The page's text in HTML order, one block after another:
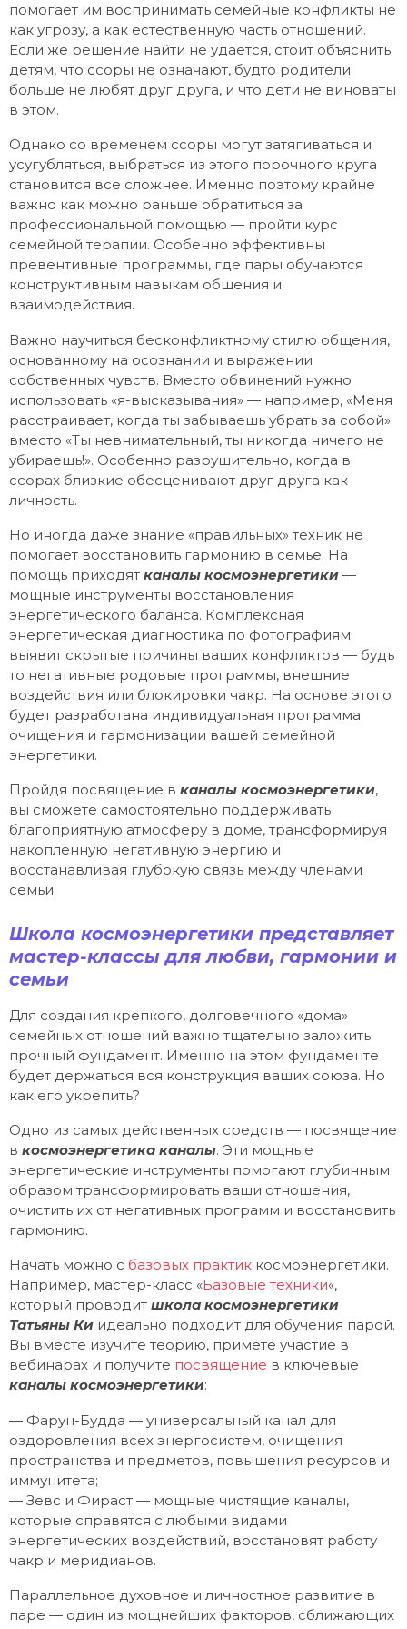
помогает им воспринимать семейные конфликты не
как угрозу, а как естественную часть отношений.
Если же решение найти не удается, стоит объяснить
детям, что ссоры не означают, будто родители
больше не любят друг друга, и что дети не виноваты
в этом.
Однако со временем ссоры могут затягиваться и
усугубляться, выбраться из этого порочного круга
становится все сложнее. Именно поэтому крайне
важно как можно раньше обратиться за
профессиональной помощью — пройти курс
семейной терапии. Особенно эффективны
превентивные программы, где пары обучаются
конструктивным навыкам общения и
взаимодействия.
Важно научиться бесконфликтному стилю общения,
основанному на осознании и выражении
собственных чувств. Вместо обвинений нужно
использовать «я-высказывания» — например, «Меня
расстраивает, когда ты забываешь убрать за собой»
вместо «Ты невнимательный, ты никогда ничего не
убираешь!». Особенно разрушительно, когда в
ссорах близкие обесценивают друг друга как
личность.
Но иногда даже знание «правильных» техник не
помогает восстановить гармонию в семье. На
помощь приходят каналы космоэнергетики —
мощные инструменты восстановления
энергетического баланса. Комплексная
энергетическая диагностика по фотографиям
выявит скрытые причины ваших конфликтов — будь
то негативные родовые программы, внешние
воздействия или блокировки чакр. На основе этого
будет разработана индивидуальная программа
очищения и гармонизации вашей семейной
энергетики.
Пройдя посвящение в каналы космоэнергетики,
вы сможете самостоятельно поддерживать
благоприятную атмосферу в доме, трансформируя
накопленную негативную энергию и
восстанавливая глубокую связь между членами
семьи.
Школа космоэнергетики представляет
мастер-классы для любви, гармонии и
семьи
Для создания крепкого, долговечного «дома»
семейных отношений важно тщательно заложить
прочный фундамент. Именно на этом фундаменте
будет держаться вся конструкция ваших союза. Но
как его укрепить?
Одно из самых действенных средств — посвящение
в космоэнергетика каналы. Эти мощные
энергетические инструменты помогают глубинным
образом трансформировать ваши отношения,
очистить их от негативных программ и восстановить
гармонию.
Начать можно с базовых практик космоэнергетики.
Например, мастер-класс «Базовые техники«,
который проводит школа космоэнергетики
Татьяны Ки идеально подходит для обучения парой.
Вы вместе изучите теорию, примете участие в
вебинарах и получите посвящение в ключевые
каналы космоэнергетики:
— Фарун-Будда — универсальный канал для
оздоровления всех энергосистем, очищения
пространства и предметов, повышения ресурсов и
иммунитета;
— Зевс и Фираст — мощные чистящие каналы,
которые справятся с любыми видами
энергетических воздействий, восстановят работу
чакр и меридианов.
Параллельное духовное и личностное развитие в
паре — один из мощнейших факторов, сближающих